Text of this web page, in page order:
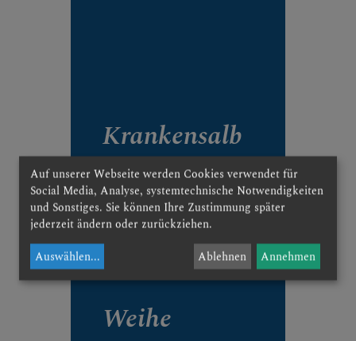
Krankensalb
ung
Weihe
Auf unserer Webseite werden Cookies verwendet für
Social Media, Analyse, systemtechnische Notwendigkeiten
und Sonstiges. Sie können Ihre Zustimmung später
jederzeit ändern oder zurückziehen.
Auswählen... Ablehnen Annehmen